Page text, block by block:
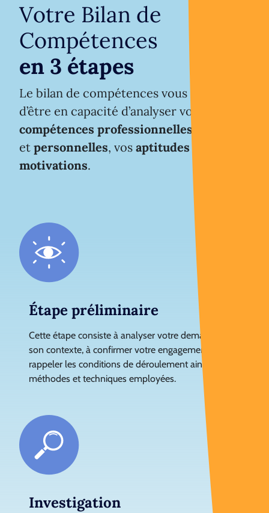
Votre Bilan de
Compétences
en 3 étapes
Le bilan de compétences vous permet
d’être en capacité d’analyser vos
compétences professionnelles
et personnelles, vos aptitudes
motivations.
Étape préliminaire
Cette étape consiste à analyser votre demande et
son contexte, à confirmer votre engagement, et à
rappeler les conditions de déroulement ainsi que les
méthodes et techniques employées.
Investigation